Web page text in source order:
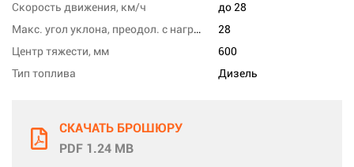
Скорость движения, км/ч
до 28
Макс. угол уклона, преодол. с нагрузкой, %
28
Центр тяжести, мм
600
Тип топлива
Дизель
СКАЧАТЬ БРОШЮРУ
PDF 1.24 MB